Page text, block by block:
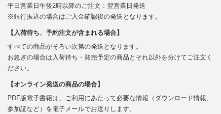
平日営業日午後2時以降のご注文：翌営業日発送
※銀行振込の場合はご入金確認後の発送となります。
【入荷待ち、予約注文が含まれる場合】
すべての商品がそろい次第の発送となります。
お急ぎの場合は入荷待ち・発売予定の商品とそれ以外を分けてご注文く
ださい。
【オンライン発送の商品の場合】
PDF版電子書籍は、ご利用にあたって必要な情報（ダウンロード情報、
参加証など）を電子メールでお送りします。